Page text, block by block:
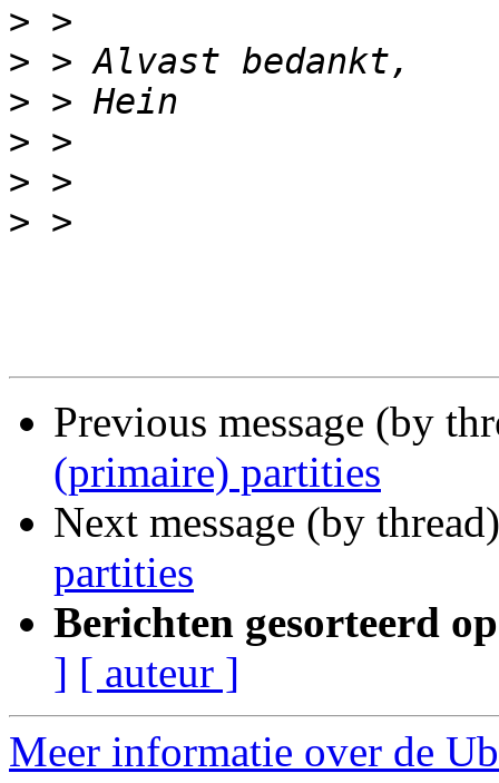
>
>
>
>
>
>
Previous message (by
(primaire) partities
Next message (by
partities
Berichten gesorteerd
] [ auteur ]
Meer informatie over de